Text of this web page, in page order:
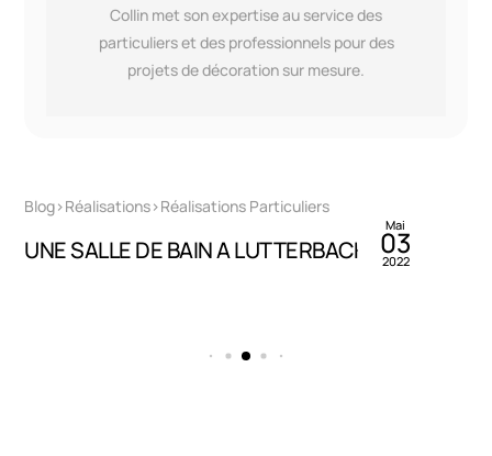
Collin met son expertise au service des
particuliers et des professionnels pour des
projets de décoration sur mesure.
Mai
03
2022
Blog>Réalisations>Réalisations Particuliers
UNE SALLE DE BAIN A LUTTERBACH